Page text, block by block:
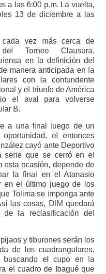
a las 6:00 p.m. La vuelta,
13 de diciembre a las
vez más cerca de
Torneo Clausura.
en la definición del
manera anticipada en la
con la contundente
y el triunfo de América
el aval para volverse
B.
a una final luego de un
el entonces
cayó ante Deportivo
serie que se cerró en el
esta ocasión, depende de
la final en el Atanasio
en el último juego de los
Tolima se imponga ante
las cosas, DIM quedará
la reclasificación del
y tiburones serán los
de los cuadrangulares.
buscando el cupo en la
el cuadro de Ibagué que